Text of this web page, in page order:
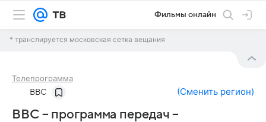
Фильмы онлайн
* транслируется московская сетка вещания
Телепрограмма
BBC (Сменить регион)
BBC – программа передач –